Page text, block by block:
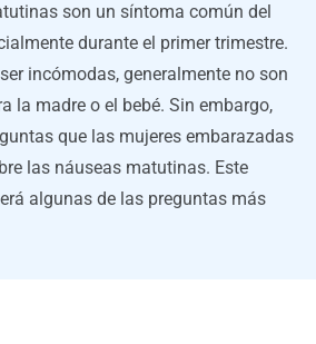
son un síntoma común del
durante el primer trimestre.
incómodas, generalmente no son
la madre o el bebé. Sin embargo,
que las mujeres embarazadas
las náuseas matutinas. Este
algunas de las preguntas más